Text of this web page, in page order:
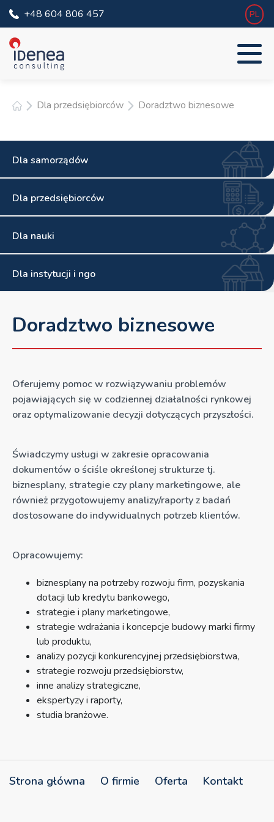
+48 604 806 457 PL
Dla przedsiębiorców Doradztwo biznesowe
Dla samorządów
Dla przedsiębiorców
Dla nauki
Dla instytucji i ngo
Doradztwo biznesowe
Oferujemy pomoc w rozwiązywaniu problemów
pojawiających się w codziennej działalności rynkowej
oraz optymalizowanie decyzji dotyczących przyszłości.
Świadczymy usługi w zakresie opracowania
dokumentów o ściśle określonej strukturze tj.
biznesplany, strategie czy plany marketingowe, ale
również przygotowujemy analizy/raporty z badań
dostosowane do indywidualnych potrzeb klientów.
Opracowujemy:
biznesplany na potrzeby rozwoju firm, pozyskania
dotacji lub kredytu bankowego,
strategie i plany marketingowe,
strategie wdrażania i koncepcje budowy marki firmy
lub produktu,
analizy pozycji konkurencyjnej przedsiębiorstwa,
strategie rozwoju przedsiębiorstw,
inne analizy strategiczne,
ekspertyzy i raporty,
studia branżowe.
Strona główna O firmie Oferta Kontakt